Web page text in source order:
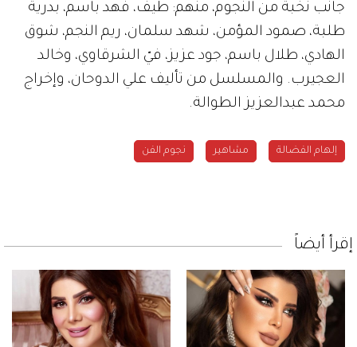
جانب نخبة من النجوم، منهم: طيف، فهد باسم، بدرية
طلبة، صمود المؤمن، شهد سلمان، ريم النجم، شوق
الهادي، طلال باسم، جود عزيز، فيّ الشرقاوي، وخالد
العجيرب. والمسلسل من تأليف علي الدوحان، وإخراج
محمد عبدالعزيز الطوالة.
إلهام الفضالة مشاهير نجوم الفن
إقرأ أيضاً